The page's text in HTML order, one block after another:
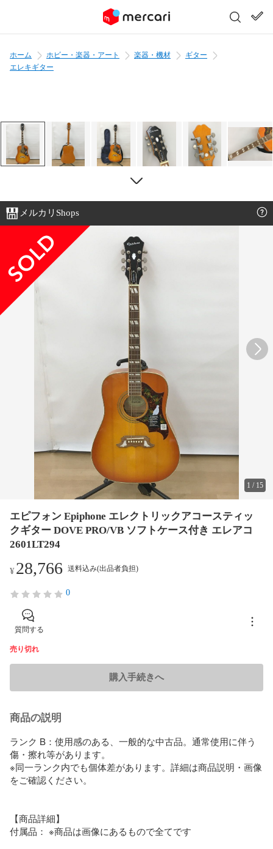
ホーム ホビー・楽器・アート 楽器・機材
ギター
エレキギター
メルカリShops
1 / 15
エピフォン Epiphone エレクトリックアコースティッ
クギター DOVE PRO/VB ソフトケース付き エレアコ
2601LT294
¥28,766 送料込み(出品者負担)
0
質問する
売り切れ
購入手続きへ
商品の説明
ランク B：使用感のある、一般的な中古品。通常使用に伴う
傷・擦れ等があります。
※同一ランク内でも個体差があります。詳細は商品説明・画像
をご確認ください。
【商品詳細】
付属品： ※商品は画像にあるもので全てです